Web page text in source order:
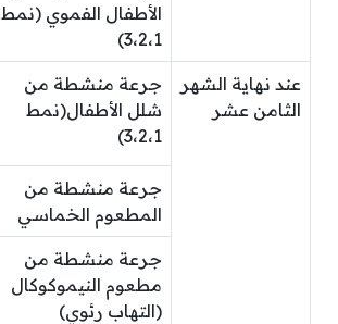
الأطفال الفموي (نمط
3،2،1)
عند نهاية الشهر
الثامن عشر
جرعة منشطة من
شلل الأطفال(نمط
3،2،1)
جرعة منشطة من
المطعوم الخماسي
جرعة منشطة من
مطعوم النيموكوكال
(التهاب رئوي)